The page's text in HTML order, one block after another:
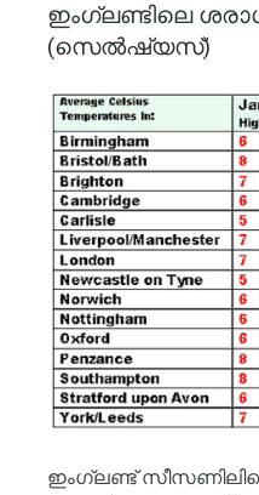
ഇംഗ്ലണ്ടിലെ
(സെൽഷ്യസ്)
ഇംഗ്ലണ്ട്